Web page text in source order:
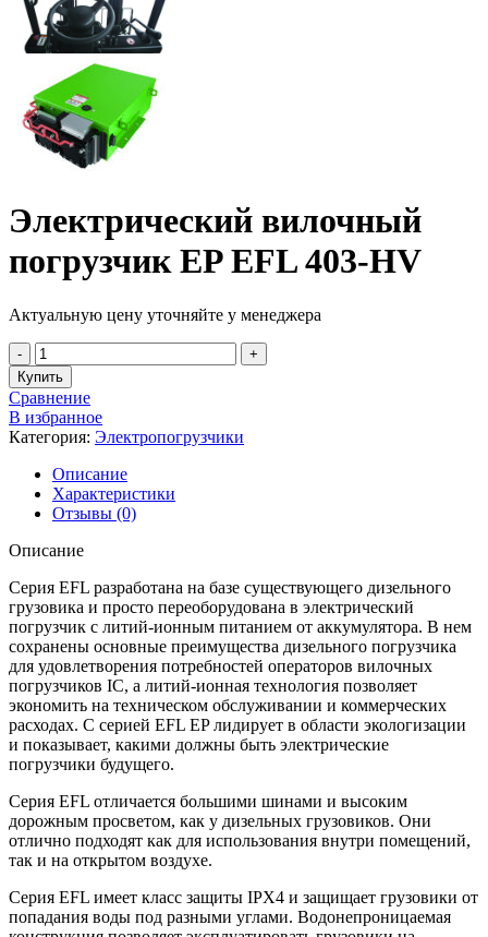
Электрический вилочный
погрузчик EP EFL 403-HV
Актуальную цену уточняйте у менеджера
Купить
Сравнение
В избранное
Категория: Электропогрузчики
Описание
Характеристики
Отзывы (0)
Описание
Серия EFL разработана на базе существующего дизельного
грузовика и просто переоборудована в электрический
погрузчик с литий-ионным питанием от аккумулятора. В нем
сохранены основные преимущества дизельного погрузчика
для удовлетворения потребностей операторов вилочных
погрузчиков IC, а литий-ионная технология позволяет
экономить на техническом обслуживании и коммерческих
расходах. С серией EFL EP лидирует в области экологизации
и показывает, какими должны быть электрические
погрузчики будущего.
Серия EFL отличается большими шинами и высоким
дорожным просветом, как у дизельных грузовиков. Они
отлично подходят как для использования внутри помещений,
так и на открытом воздухе.
Серия EFL имеет класс защиты IPX4 и защищает грузовики от
попадания воды под разными углами. Водонепроницаемая